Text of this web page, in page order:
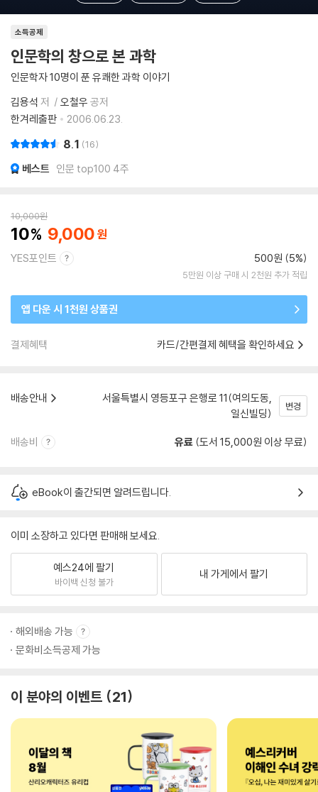
소득공제
인문학의 창으로 본 과학
인문학자 10명이 푼 유쾌한 과학 이야기
김용석 저 오철우 공저
한겨레출판
2006.06.23.
8.1 16
베스트 인문 top100 4주
10,000원
10 9,000
YES포인트 500원 (5%)
5만원 이상 구매 시 2천원 추가 적립
앱 다운 시 1천원 상품권
결제혜택 카드/간편결제 혜택을 확인하세요
배송안내
서울특별시 영등포구 은행로 11(여의도동,
일신빌딩)
변경
배송비 유료 (도서 15,000원 이상 무료)
eBook이 출간되면 알려드립니다.
이미 소장하고 있다면 판매해 보세요.
예스24에 팔기
바이백 신청 불가
내 가게에서 팔기
해외배송 가능
문화비소득공제 가능
이 분야의 이벤트 21